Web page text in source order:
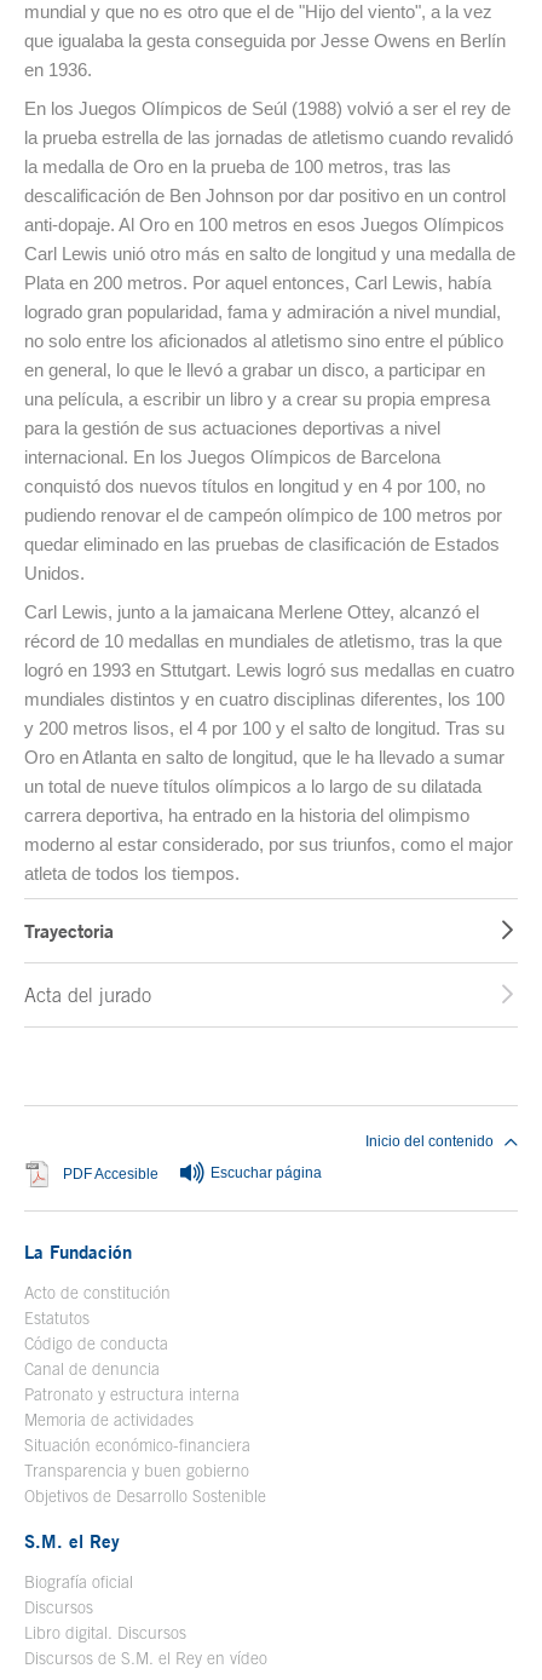
mundial y que no es otro que el de "Hijo del viento", a la vez
que igualaba la gesta conseguida por Jesse Owens en Berlín
en 1936.
En los Juegos Olímpicos de Seúl (1988) volvió a ser el rey de
la prueba estrella de las jornadas de atletismo cuando revalidó
la medalla de Oro en la prueba de 100 metros, tras las
descalificación de Ben Johnson por dar positivo en un control
anti-dopaje. Al Oro en 100 metros en esos Juegos Olímpicos
Carl Lewis unió otro más en salto de longitud y una medalla de
Plata en 200 metros. Por aquel entonces, Carl Lewis, había
logrado gran popularidad, fama y admiración a nivel mundial,
no solo entre los aficionados al atletismo sino entre el público
en general, lo que le llevó a grabar un disco, a participar en
una película, a escribir un libro y a crear su propia empresa
para la gestión de sus actuaciones deportivas a nivel
internacional. En los Juegos Olímpicos de Barcelona
conquistó dos nuevos títulos en longitud y en 4 por 100, no
pudiendo renovar el de campeón olímpico de 100 metros por
quedar eliminado en las pruebas de clasificación de Estados
Unidos.
Carl Lewis, junto a la jamaicana Merlene Ottey, alcanzó el
récord de 10 medallas en mundiales de atletismo, tras la que
logró en 1993 en Sttutgart. Lewis logró sus medallas en cuatro
mundiales distintos y en cuatro disciplinas diferentes, los 100
y 200 metros lisos, el 4 por 100 y el salto de longitud. Tras su
Oro en Atlanta en salto de longitud, que le ha llevado a sumar
un total de nueve títulos olímpicos a lo largo de su dilatada
carrera deportiva, ha entrado en la historia del olimpismo
moderno al estar considerado, por sus triunfos, como el major
atleta de todos los tiempos.
Trayectoria
Acta del jurado
PDF Accesible Se abre en ventana nueva
Escuchar página
Inicio del contenido
La Fundación
Acto de constitución
Estatutos
Código de conducta
Canal de denuncia
Patronato y estructura interna
Memoria de actividades
Situación económico-financiera
Transparencia y buen gobierno
Objetivos de Desarrollo Sostenible
S.M. el Rey
Biografía oficial
Discursos
Libro digital. Discursos
Discursos de S.M. el Rey en vídeo